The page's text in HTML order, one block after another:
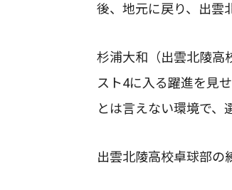
後、地元に戻り、出雲
杉浦大和（出雲北陵高
スト4に入る躍進を見
とは言えない環境で、
出雲北陵高校卓球部の